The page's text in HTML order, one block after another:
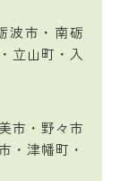
波市・南砺
立山町・入
市・野々市
・津幡町・